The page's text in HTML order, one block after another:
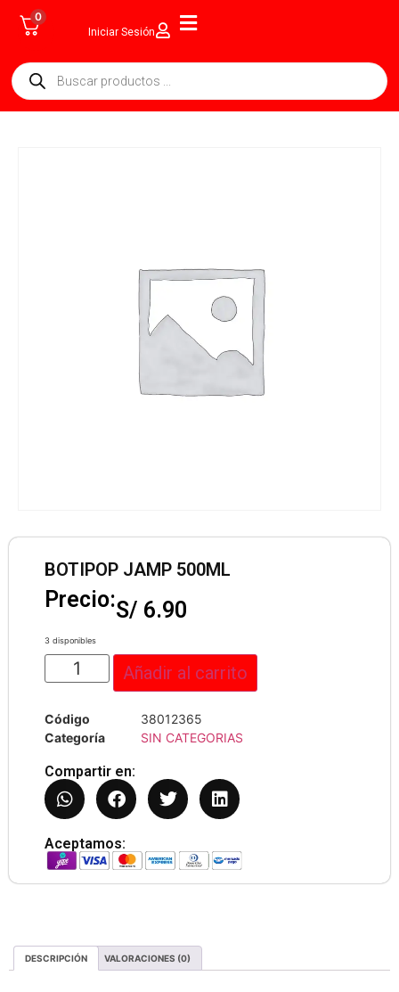
0
Iniciar Sesión
BOTIPOP JAMP 500ML
Precio:S/ 6.90
3 disponibles
Añadir al carrito
Código
38012365
Categoría
SIN CATEGORIAS
Compartir en:
Aceptamos:
DESCRIPCIÓN VALORACIONES (0)